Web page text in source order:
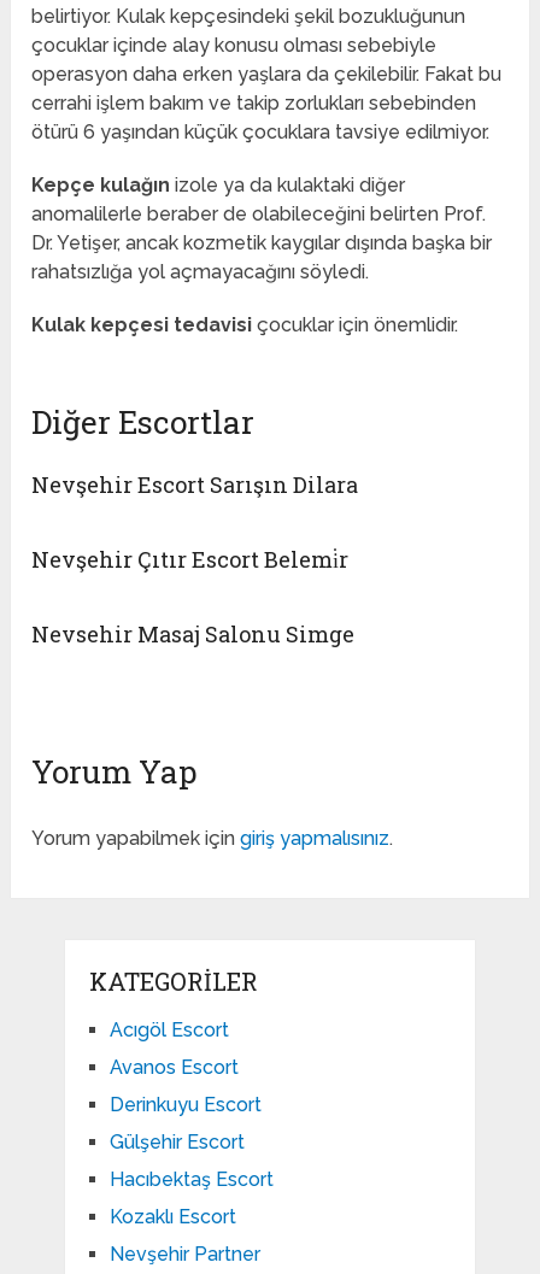
belirtiyor. Kulak kepçesindeki şekil bozukluğunun
çocuklar içinde alay konusu olması sebebiyle
operasyon daha erken yaşlara da çekilebilir. Fakat bu
cerrahi işlem bakım ve takip zorlukları sebebinden
ötürü 6 yaşından küçük çocuklara tavsiye edilmiyor.
Kepçe kulağın izole ya da kulaktaki diğer
anomalilerle beraber de olabileceğini belirten Prof.
Dr. Yetişer, ancak kozmetik kaygılar dışında başka bir
rahatsızlığa yol açmayacağını söyledi.
Kulak kepçesi tedavisi çocuklar için önemlidir.
Diğer Escortlar
Nevşehir Escort Sarışın Dilara
Nevşehir Çıtır Escort Belemi̇r
Nevsehir Masaj Salonu Simge
Yorum Yap
Yorum yapabilmek içingiriş yapmalısınız.
KATEGORILER
Acıgöl Escort
Avanos Escort
Derinkuyu Escort
Gülşehir Escort
Hacıbektaş Escort
Kozaklı Escort
Nevşehir Partner